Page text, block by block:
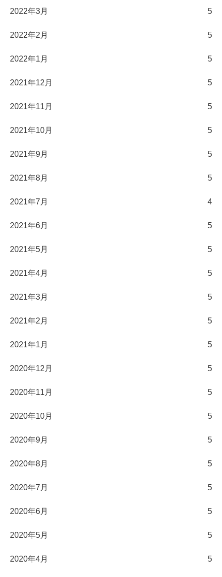
2022年3月 5
2022年2月 5
2022年1月 5
2021年12月 5
2021年11月 5
2021年10月 5
2021年9月 5
2021年8月 5
2021年7月 4
2021年6月 5
2021年5月 5
2021年4月 5
2021年3月 5
2021年2月 5
2021年1月 5
2020年12月 5
2020年11月 5
2020年10月 5
2020年9月 5
2020年8月 5
2020年7月 5
2020年6月 5
2020年5月 5
2020年4月 5